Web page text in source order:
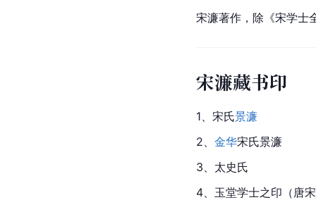
宋濂著作，除《宋学士
宋濂藏书印
1、宋氏景濂
2、 金华宋氏景濂
3、太史氏
4、玉堂学士之印（唐